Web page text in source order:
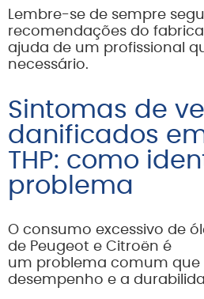
Lembre-se de sempre
recomendações do
ajuda de um profissional
necessário.
Sintomas de
danificados
THP: como
problema
O consumo excessivo de
de Peugeot e Citroën é
um problema comum que
desempenho e a